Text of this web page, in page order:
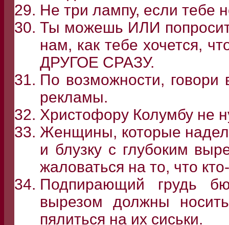
Не три лампу, если тебе
Ты можешь ИЛИ
нам, как тебе хочется,
ДРУГОЕ СРАЗУ.
По возможности, говори
рекламы.
Христофору Колумбу не
Женщины, которые
и блузку с глубоким
жаловаться на то, что
Подпирающий грудь
вырезом должны
пялиться на их сиськи.